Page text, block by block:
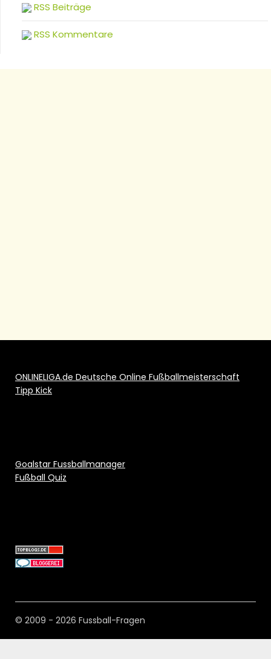
RSS Beiträge
RSS Kommentare
ONLINELIGA.de Deutsche Online Fußballmeisterschaft
Tipp Kick
Goalstar Fussballmanager
Fußball Quiz
© 2009 - 2026 Fussball-Fragen